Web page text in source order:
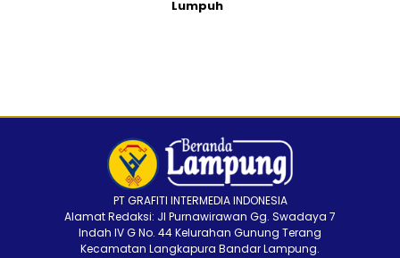
Lumpuh
PT GRAFITI INTERMEDIA INDONESIA
Alamat Redaksi: Jl Purnawirawan Gg. Swadaya 7
Indah IV G No. 44 Kelurahan Gunung Terang
Kecamatan Langkapura Bandar Lampung.